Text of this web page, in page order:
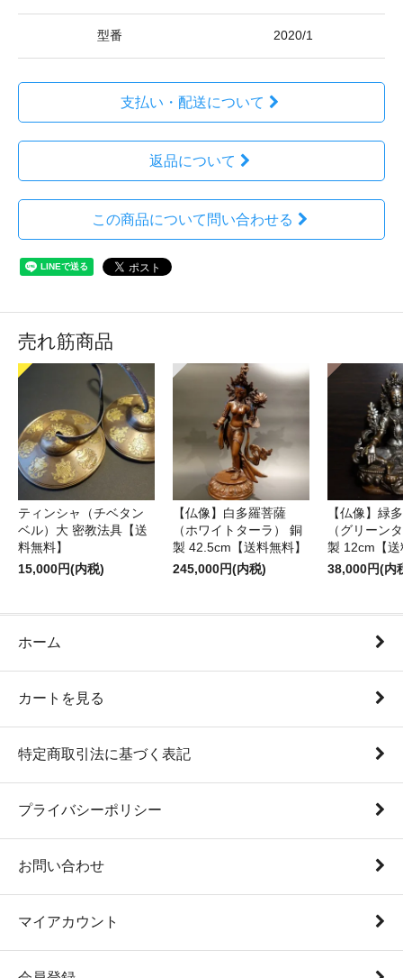
型番 2020/1
支払い・配送について
返品について
この商品について問い合わせる
売れ筋商品
ティンシャ（チベタン
ベル）大 密教法具【送
料無料】
15,000円(内税)
【仏像】白多羅菩薩
（ホワイトターラ） 銅
製 42.5cm【送料無料】
245,000円(内税)
【仏像】緑
（グリーン
製 12cm【
38,000円(内
ホーム
カートを見る
特定商取引法に基づく表記
プライバシーポリシー
お問い合わせ
マイアカウント